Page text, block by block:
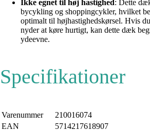
Ikke egnet til høj hastighed: Dette
bycykling og shoppingcykler, hvilket
optimalt til højhastighedskørsel. Hvis
nyder at køre hurtigt, kan dette dæk
ydeevne.
Specifikationer
Varenummer
210016074
EAN
5714217618907